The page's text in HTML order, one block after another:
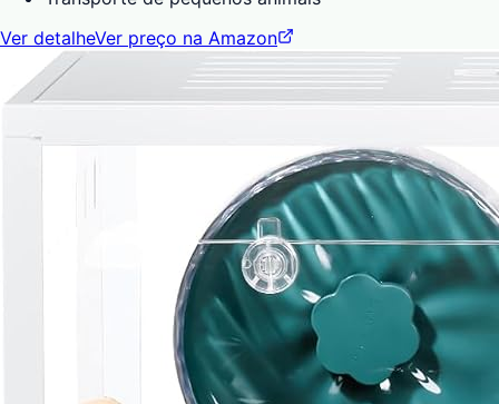
Ver detalheVer preço na Amazon